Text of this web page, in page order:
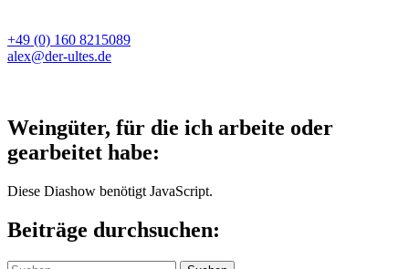
+49 (0) 160 8215089
alex@der-ultes.de
Weingüter, für die ich arbeite oder
gearbeitet habe:
Diese Diashow benötigt JavaScript.
Beiträge durchsuchen: